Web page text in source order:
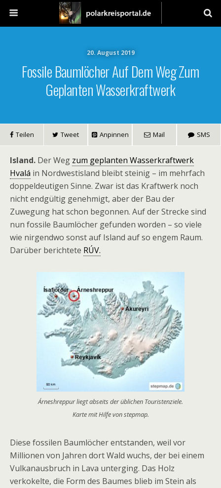
20. August 2019
Fossile Baumlöcher Auf Dem Weg Zum
Geplanten Wasserkraftwerk
Teilen Tweet Anpinnen Mail SMS
Island. Der Weg zum geplanten Wasserkraftwerk
Hvalá in Nordwestisland bleibt steinig – im mehrfach
doppeldeutigen Sinne. Zwar ist das Kraftwerk noch
nicht endgültig genehmigt, aber der Bau der
Zuwegung hat schon begonnen. Auf der Strecke sind
nun fossile Baumlöcher gefunden worden – so viele
wie nirgendwo sonst auf Island auf so engem Raum.
Darüber berichtete RÚV.
Árneshreppur liegt abseits der üblichen Touristenziele.
Karte mit Hilfe von stepmap.
Diese fossilen Baumlöcher entstanden, weil vor
Millionen von Jahren dort Wald wuchs, der bei einem
Vulkanausbruch in Lava unterging. Das Holz
verkokelte, die Form des Baumes blieb im Stein als